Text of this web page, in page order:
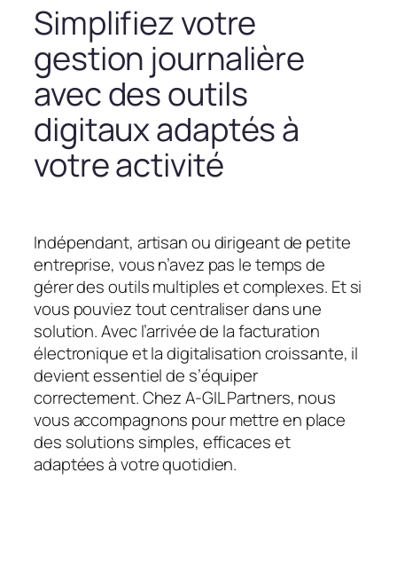
Simplifiez votre
gestion journalière
avec des outils
digitaux adaptés à
votre activité
Indépendant, artisan ou dirigeant de petite
entreprise, vous n’avez pas le temps de
gérer des outils multiples et complexes. Et si
vous pouviez tout centraliser dans une
solution. Avec l’arrivée de la facturation
électronique et la digitalisation croissante, il
devient essentiel de s’équiper
correctement. Chez A-GIL Partners, nous
vous accompagnons pour mettre en place
des solutions simples, efficaces et
adaptées à votre quotidien.